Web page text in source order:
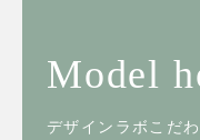
Model
デザインラボこだ